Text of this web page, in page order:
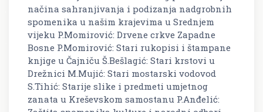
načina sahranjivanja i podizanja nadgrobnih
spomenika u našim krajevima u Srednjem
vijeku P.Momirović: Drvene crkve Zapadne
Bosne P.Momirović: Stari rukopisi i štampane
knjige u Čajniču Š.Bešlagić: Stari krstovi u
Drežnici M.Mujić: Stari mostarski vodovod
S.Tihić: Starije slike i predmeti umjetnog
zanata u Kreševskom samostanu P.Anđelić: